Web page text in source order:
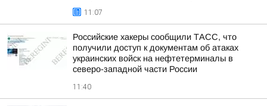
11:07
Российские хакеры сообщили ТАСС, что
получили доступ к документам об атаках
украинских войск на нефтетерминалы в
северо-западной части России
11:40